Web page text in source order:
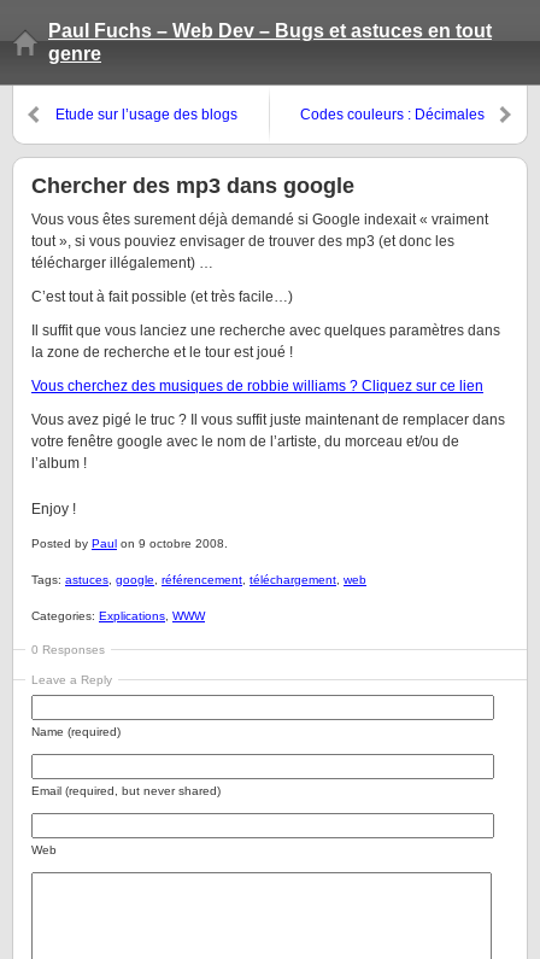
Paul Fuchs – Web Dev – Bugs et astuces en tout
genre
Etude sur l’usage des blogs
Codes couleurs : Décimales
Chercher des mp3 dans google
Vous vous êtes surement déjà demandé si Google indexait « vraiment
tout », si vous pouviez envisager de trouver des mp3 (et donc les
télécharger illégalement) …
C’est tout à fait possible (et très facile…)
Il suffit que vous lanciez une recherche avec quelques paramètres dans
la zone de recherche et le tour est joué !
Vous cherchez des musiques de robbie williams ? Cliquez sur ce lien
Vous avez pigé le truc ? Il vous suffit juste maintenant de remplacer dans
votre fenêtre google avec le nom de l’artiste, du morceau et/ou de
l’album !
Enjoy !
Posted by Paul on 9 octobre 2008.
Tags: astuces google référencement téléchargement web
Categories: Explications WWW
0 Responses
Leave a Reply
Name (required)
Email (required, but never shared)
Web